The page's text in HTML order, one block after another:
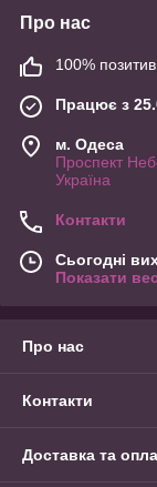
Про нас
100%
Працює з
м. Одеса
Проспект
Україна
Контакти
Сьогодні
Показати
Про нас
Контакти
Доставка та